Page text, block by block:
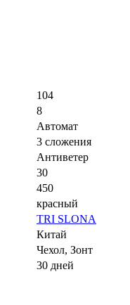
104
8
Автомат
3 сложения
Антиветер
30
450
красный
TRI SLONA
Китай
Чехол, Зонт
30 дней